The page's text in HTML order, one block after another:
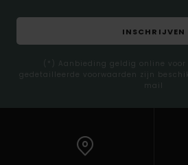
INSCHRIJVEN
(*) Aanbieding geldig online voor
gedetailleerde voorwaarden zijn
mail